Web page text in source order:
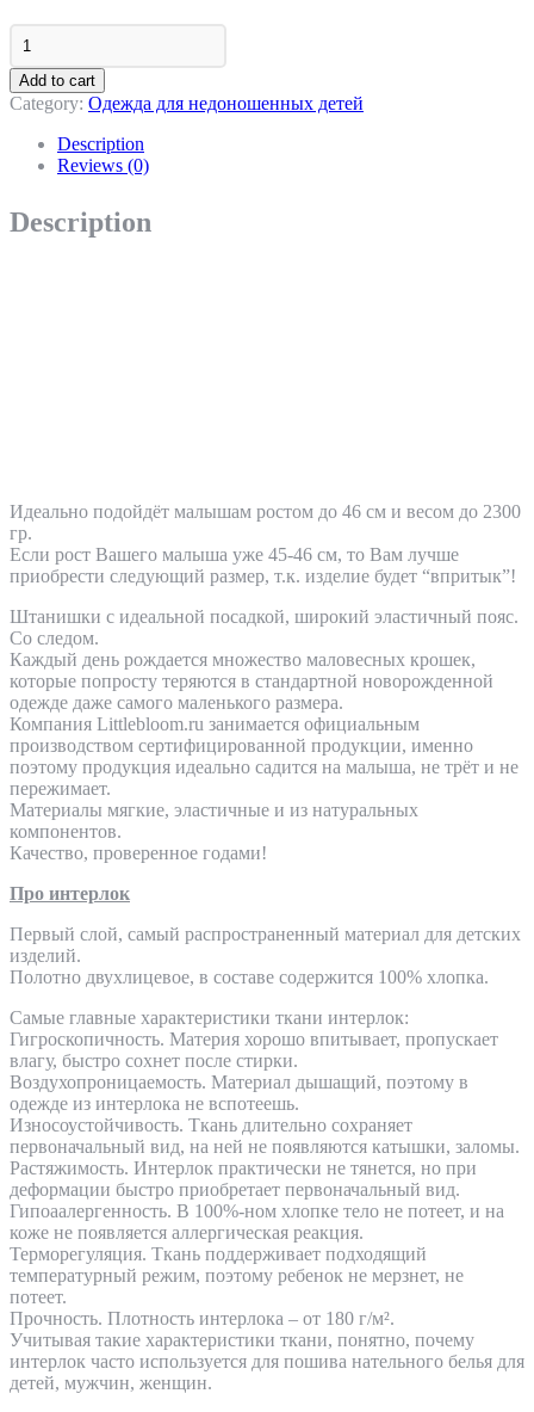
Штаны
со
следом
Ажур,
салат.,
р.16-
Add to cart
Category: Одежда для недоношенных детей
Description
Reviews (0)
Description
Идеально подойдёт малышам ростом до 46 см и весом до 2300
гр.
Если рост Вашего малыша уже 45-46 см, то Вам лучше
приобрести следующий размер, т.к. изделие будет “впритык”!
Штанишки с идеальной посадкой, широкий эластичный пояс.
Со следом.
Каждый день рождается множество маловесных крошек,
которые попросту теряются в стандартной новорожденной
одежде даже самого маленького размера.
Компания Littlebloom.ru занимается официальным
производством сертифицированной продукции, именно
поэтому продукция идеально садится на малыша, не трёт и не
пережимает.
Материалы мягкие, эластичные и из натуральных
компонентов.
Качество, проверенное годами!
Про интерлок
Первый слой, самый распространенный материал для детских
изделий.
Полотно двухлицевое, в составе содержится 100% хлопка.
Самые главные характеристики ткани интерлок:
Гигроскопичность. Материя хорошо впитывает, пропускает
влагу, быстро сохнет после стирки.
Воздухопроницаемость. Материал дышащий, поэтому в
одежде из интерлока не вспотеешь.
Износоустойчивость. Ткань длительно сохраняет
первоначальный вид, на ней не появляются катышки, заломы.
Растяжимость. Интерлок практически не тянется, но при
деформации быстро приобретает первоначальный вид.
Гипоаалергенность. В 100%-ном хлопке тело не потеет, и на
коже не появляется аллергическая реакция.
Терморегуляция. Ткань поддерживает подходящий
температурный режим, поэтому ребенок не мерзнет, не
потеет.
Прочность. Плотность интерлока – от 180 г/м².
Учитывая такие характеристики ткани, понятно, почему
интерлок часто используется для пошива нательного белья для
детей, мужчин, женщин.